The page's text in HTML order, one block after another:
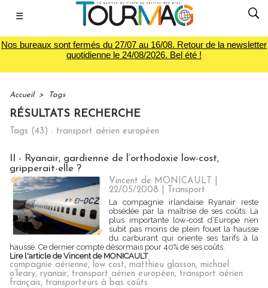
☰
Nos bureaux sont fermés du 27/07 au 16/08. Retour de la newsletter
quotidienne le 24/08/2026. Bel été !
Accueil > Tags
RÉSULTATS RECHERCHE
Tags (43) : transport aérien européen
II - Ryanair, gardienne de l’orthodoxie low-cost,
gripperait-elle ?
Vincent de MONICAULT |
22/05/2008
Transport
La compagnie irlandaise Ryanair reste
obsédée par la maîtrise de ses coûts. La
plus importante low-cost d’Europe n’en
subit pas moins de plein fouet la hausse
du carburant qui oriente ses tarifs à la
hausse. Ce dernier compte désormais pour 40% de ses coûts.
Lire l'article de Vincent de MONICAULT
compagnie aérienne, low cost, matthieu glasson, michael
o’leary, ryanair, transport aérien européen, transport aérien
français, transporteurs à bas coûts